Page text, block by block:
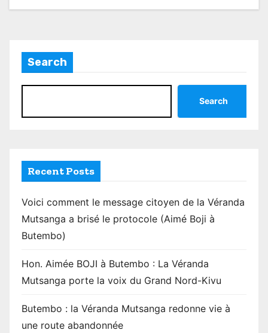
Search
Search
Recent Posts
Voici comment le message citoyen de la Véranda
Mutsanga a brisé le protocole (Aimé Boji à
Butembo)
Hon. Aimée BOJI à Butembo : La Véranda
Mutsanga porte la voix du Grand Nord-Kivu
Butembo : la Véranda Mutsanga redonne vie à
une route abandonnée